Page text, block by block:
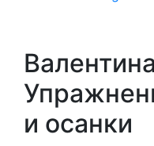
и осанки